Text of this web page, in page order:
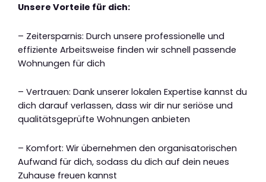
Unsere Vorteile für dich:
– Zeitersparnis: Durch unsere professionelle und
effiziente Arbeitsweise finden wir schnell passende
Wohnungen für dich
– Vertrauen: Dank unserer lokalen Expertise kannst du
dich darauf verlassen, dass wir dir nur seriöse und
qualitätsgeprüfte Wohnungen anbieten
– Komfort: Wir übernehmen den organisatorischen
Aufwand für dich, sodass du dich auf dein neues
Zuhause freuen kannst